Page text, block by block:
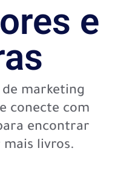
e
marketing
conecte com
encontrar
mais livros.